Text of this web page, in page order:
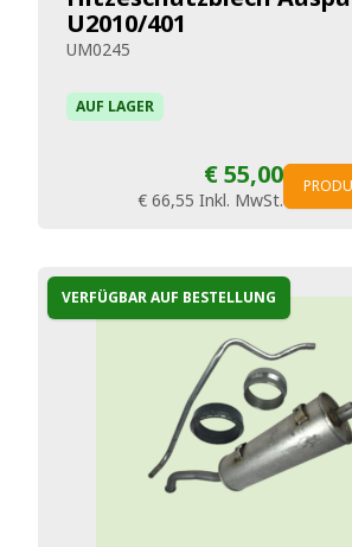
U2010/401
UM0245
AUF LAGER
€ 55,00
€ 66,55 Inkl. MwSt.
VERFÜGBAR AUF BESTELLUNG